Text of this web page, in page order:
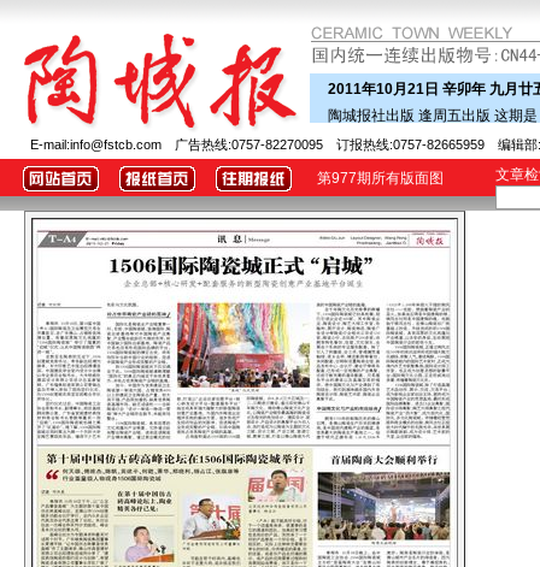
2011年10月21日 辛卯年 九月廿
陶城报社出版 逢周五出版 这期是
E-mail:info@fstcb.com 广告热线:0757-82270095 订报热线:0757-82665959 编辑部
第977期所有版面图 文章